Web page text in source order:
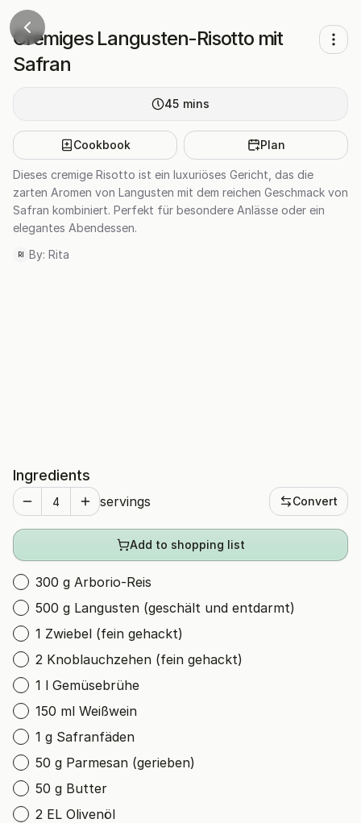
Cremiges Langusten-Risotto mit
Safran
45 mins
Cookbook Plan
Dieses cremige Risotto ist ein luxuriöses Gericht, das die
zarten Aromen von Langusten mit dem reichen Geschmack von
Safran kombiniert. Perfekt für besondere Anlässe oder ein
elegantes Abendessen.
RI By: Rita
Ingredients
servings Convert
Add to shopping list
300 g Arborio-Reis
500 g Langusten (geschält und entdarmt)
1 Zwiebel (fein gehackt)
2 Knoblauchzehen (fein gehackt)
1 l Gemüsebrühe
150 ml Weißwein
1 g Safranfäden
50 g Parmesan (gerieben)
50 g Butter
2 EL Olivenöl